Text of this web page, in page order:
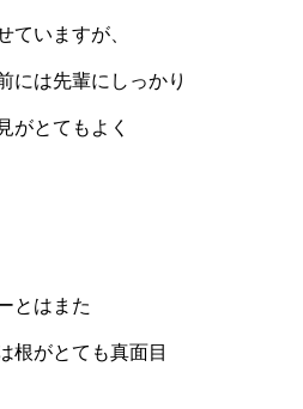
ていますが、
には先輩にしっかり
がとてもよく
とはまた
根がとても真面目